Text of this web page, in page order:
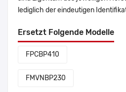
lediglich der eindeutigen
Ersetzt Folgende Modelle
FPCBP410
FMVNBP230